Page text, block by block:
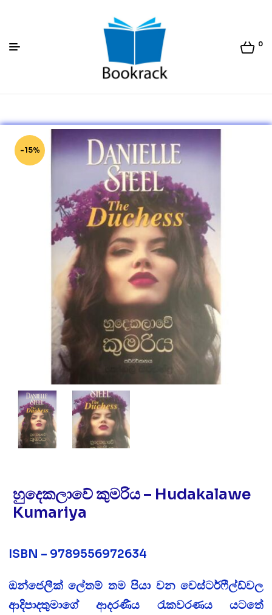
Bookrack.lk
0
-15%
හුදෙකලාවේ කුමරිය – Hudakalawe
Kumariya
ISBN – 9789556972634
ඔන්ජෙලීක් ලේතම් තම පියා වන වෙස්ටර්ෆීල්ඩ්වල
ආදිපාදතුමාගේ ආදරණීය රැකවරණය යටතේ